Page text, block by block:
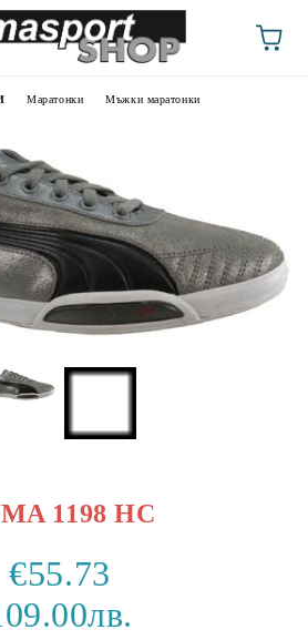
Маратонки Мъжки маратонки
1198 HC
€55.73